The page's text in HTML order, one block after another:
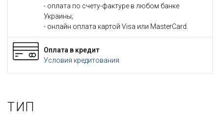
- оплата по счету-фактуре в любом банке
Украины;
- онлайн оплата картой Visa или MasterCard.
Оплата в кредит
Условия кредитования
ТИП